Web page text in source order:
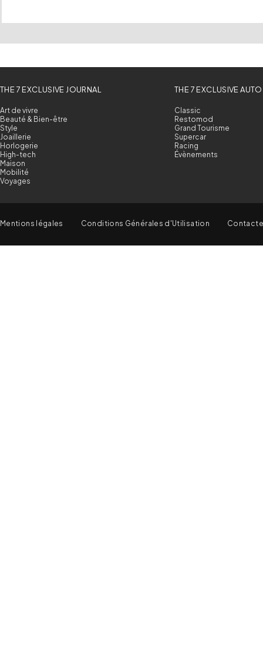
THE 7 EXCLUSIVE JOURNAL
Art de vivre
Beauté & Bien-être
Style
Joaillerie
Horlogerie
High-tech
Maison
Mobilité
Voyages
THE 7 EXCLUSIVE AUTO
Classic
Restomod
Grand Tourisme
Supercar
Racing
Évènements
Mentions légales Conditions Générales d'Utilisation